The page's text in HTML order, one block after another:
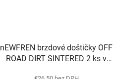
nEWFREN brzdové doštičky OFF
ROAD DIRT SINTERED 2 ks v